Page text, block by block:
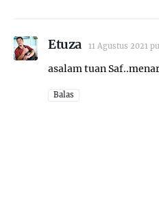
Etuza 11 Agustus 2021
asalam tuan
Balas